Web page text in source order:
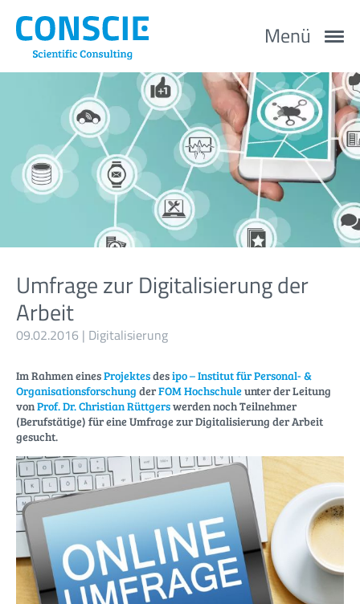
Menü
Umfrage zur Digitalisierung der
Arbeit
09.02.2016 | Digitalisierung
Im Rahmen einesProjektesdesipo – Institut für Personal- &
Organisationsforschung derFOM Hochschuleunter der Leitung
vonProf. Dr. Christian Rüttgerswerden noch Teilnehmer
(Berufstätige) für eine Umfrage zur Digitalisierung der Arbeit
gesucht.